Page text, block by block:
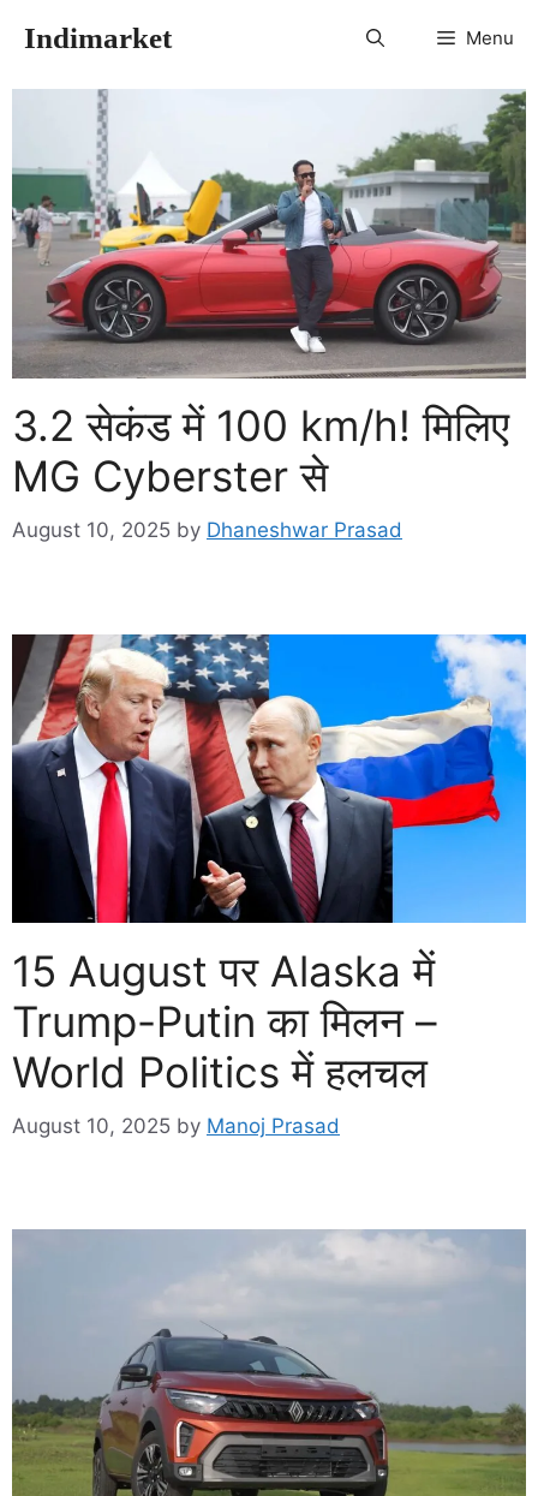
Indimarket Menu
3.2 सेकंड में 100 km/h! मिलिए
MG Cyberster से
August 10, 2025 by Dhaneshwar Prasad
15 August पर Alaska में
Trump-Putin का मिलन –
World Politics में हलचल
August 10, 2025 by Manoj Prasad